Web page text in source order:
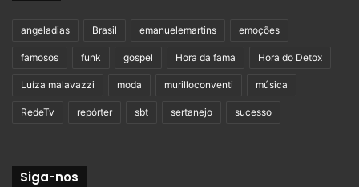
angeladias Brasil emanuelemartins emoções
famosos funk gospel Hora da fama Hora do Detox
Luíza malavazzi moda murilloconventi música
RedeTv repórter sbt sertanejo sucesso
Siga-nos